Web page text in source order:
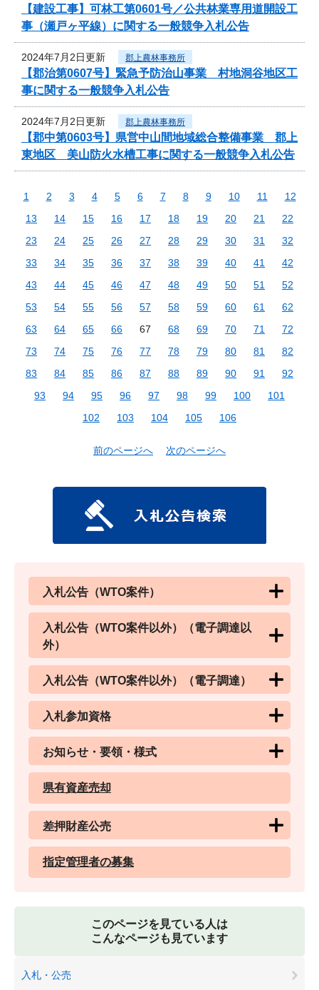
【建設工事】可林工第0601号／公共林業専用道開設工
事（瀬戸ヶ平線）に関する一般競争入札公告
2024年7月2日更新 郡上農林事務所
【郡治第0607号】緊急予防治山事業 村地洞谷地区工
事に関する一般競争入札公告
2024年7月2日更新 郡上農林事務所
【郡中第0603号】県営中山間地域総合整備事業 郡上
東地区 美山防火水槽工事に関する一般競争入札公告
1 2 3 4 5 6 7 8 9 10 11
12
13
14 15 16 17 18 19 20 21
22
23
24 25 26 27 28 29 30 31
32
33
34 35 36 37 38 39 40 41
42
43
44 45 46 47 48 49 50 51
52
53
54 55 56 57 58 59 60 61
62
63
64 65 66 67 68 69 70 71
72
73
74 75 76 77 78 79 80 81
82
83
84 85 86 87 88 89 90 91
92
93
94 95 96 97 98 99 100
101
102
103 104 105 106
前のページへ 次のページへ
入札公告（WTO案件）
入札公告（WTO案件以外）（電子調達以
外）
入札公告（WTO案件以外）（電子調達）
入札参加資格
お知らせ・要領・様式
県有資産売却
差押財産公売
指定管理者の募集
このページを見ている人は
こんなページも見ています
入札・公売